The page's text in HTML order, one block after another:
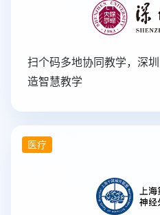
扫个码多地协同教学，深
造智慧教学
医疗